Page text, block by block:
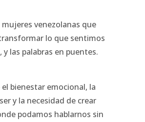
venezolanas que
lo que sentimos
y las palabras en puentes.
bienestar emocional, la
y la necesidad de crear
podamos hablarnos sin